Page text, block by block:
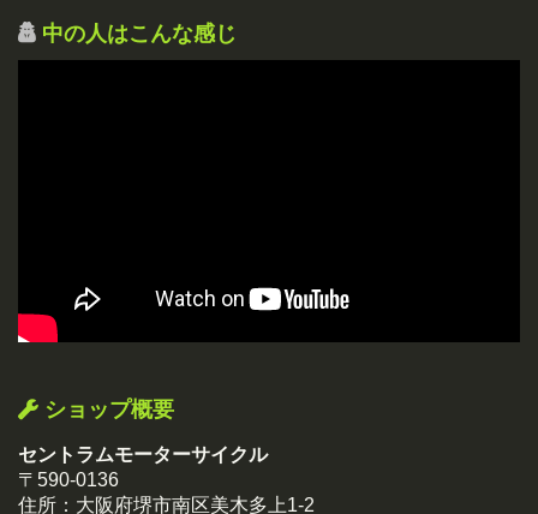
中の人はこんな感じ
ショップ概要
セントラムモーターサイクル
〒590-0136
住所：大阪府堺市南区美木多上1-2